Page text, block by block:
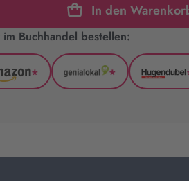
In den
Buchhandel bestellen:
Amazon
geöffnet)
*
GenialLokal
geöffnet)
*